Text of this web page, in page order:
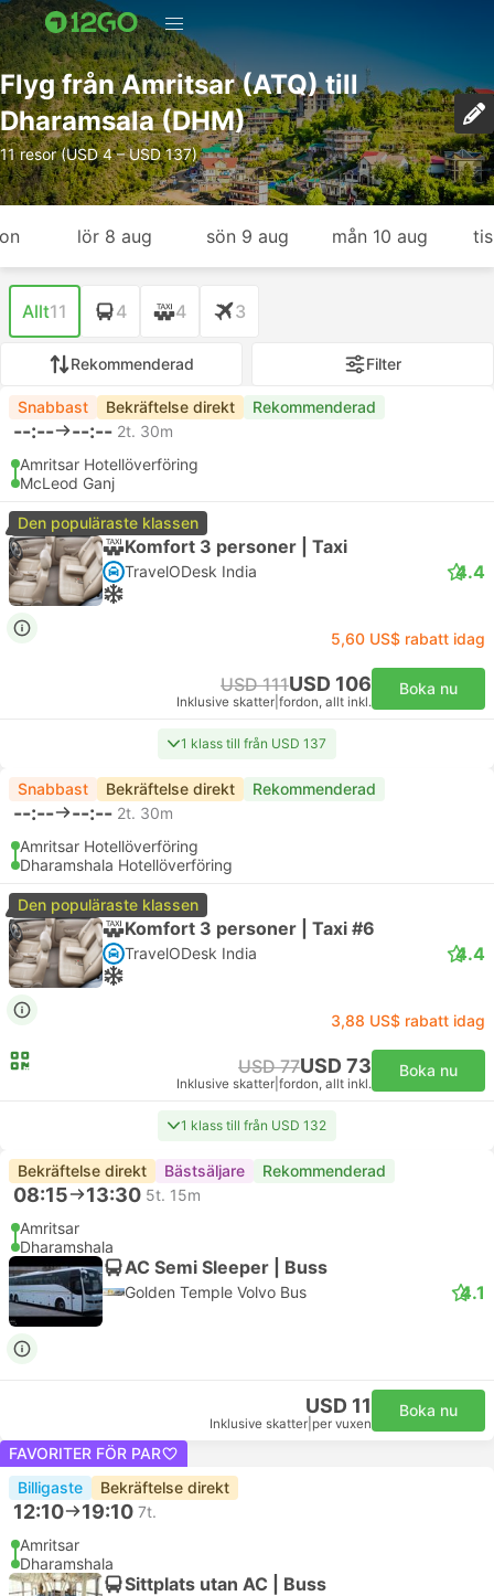
Flyg från Amritsar (ATQ) till
Dharamsala (DHM)
11 resor (USD 4 – USD 137)
lör 8 aug sön 9 aug mån 10 aug
Allt11 4 4 3
Rekommenderad Filter
Snabbast Bekräftelse direkt Rekommenderad
--:-- --:-- 2t. 30m
Amritsar Hotellöverföring
McLeod Ganj
Den populäraste klassen
Komfort 3 personer | Taxi
TravelODesk India 4.4
5,60 US$ rabatt idag
USD 111USD 106
Inklusive skatter fordon, allt inkl.
Boka nu
1 klass till från USD 137
Snabbast Bekräftelse direkt Rekommenderad
--:-- --:-- 2t. 30m
Amritsar Hotellöverföring
Dharamshala Hotellöverföring
Den populäraste klassen
Komfort 3 personer | Taxi #6
TravelODesk India 4.4
3,88 US$ rabatt idag
USD 77USD 73
Inklusive skatter fordon, allt inkl.
Boka nu
1 klass till från USD 132
Bekräftelse direkt Bästsäljare Rekommenderad
08:15 13:30 5t. 15m
Amritsar
Dharamshala
AC Semi Sleeper | Buss
Golden Temple Volvo Bus 4.1
USD 11
Inklusive skatter per vuxen
Boka nu
FAVORITER FÖR PAR
Billigaste
Bekräftelse direkt
12:10 19:10 7t.
Amritsar
Dharamshala
Sittplats utan AC | Buss